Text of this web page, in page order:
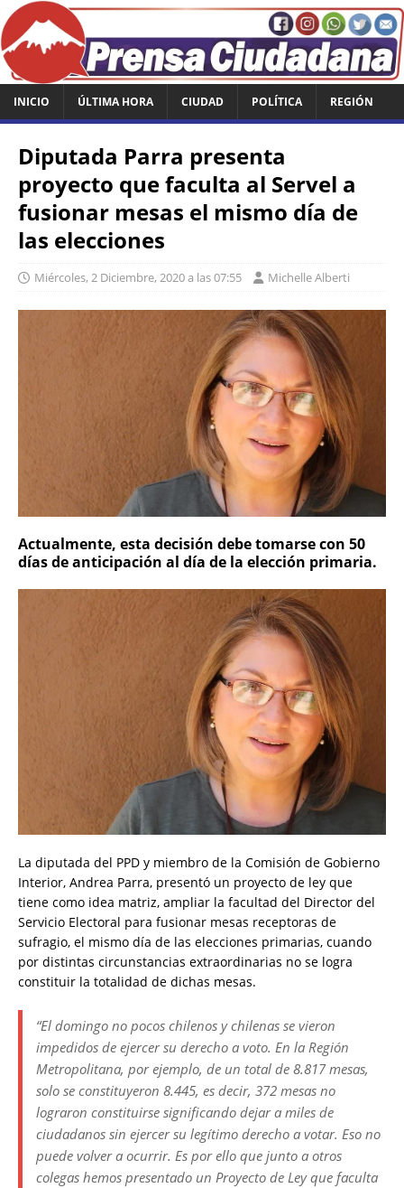
INICIO ÚLTIMA HORA CIUDAD POLÍTICA REGIÓN
Diputada Parra presenta
proyecto que faculta al Servel a
fusionar mesas el mismo día de
las elecciones
Miércoles, 2 Diciembre, 2020 a las 07:55 Michelle Alberti
Actualmente, esta decisión debe tomarse con 50
días de anticipación al día de la elección primaria.
La diputada del PPD y miembro de la Comisión de Gobierno
Interior, Andrea Parra, presentó un proyecto de ley que
tiene como idea matriz, ampliar la facultad del Director del
Servicio Electoral para fusionar mesas receptoras de
sufragio, el mismo día de las elecciones primarias, cuando
por distintas circunstancias extraordinarias no se logra
constituir la totalidad de dichas mesas.
“El domingo no pocos chilenos y chilenas se vieron
impedidos de ejercer su derecho a voto. En la Región
Metropolitana, por ejemplo, de un total de 8.817 mesas,
solo se constituyeron 8.445, es decir, 372 mesas no
lograron constituirse significando dejar a miles de
ciudadanos sin ejercer su legítimo derecho a votar. Eso no
puede volver a ocurrir. Es por ello que junto a otros
colegas hemos presentado un Proyecto de Ley que faculta